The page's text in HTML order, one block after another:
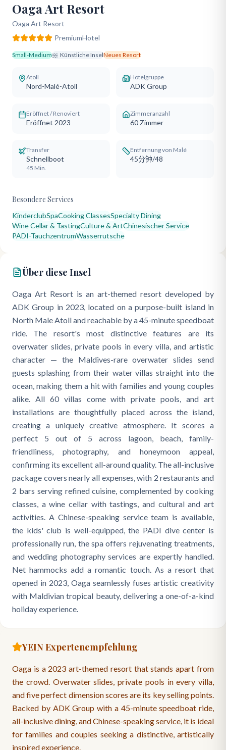
Oaga Art Resort
Oaga Art Resort
PremiumHotel
Small-Medium Künstliche InselNeues Resort
Atoll
Nord-Malé-Atoll
Hotelgruppe
ADK Group
Eröffnet / Renoviert
Eröffnet 2023
Zimmeranzahl
60 Zimmer
Transfer
Schnellboot
45 Min.
Entfernung von Malé
45分钟/48
Besondere Services
KinderclubSpaCooking ClassesSpecialty Dining
Wine Cellar & TastingCulture & ArtChinesischer Service
PADI-TauchzentrumWasserrutsche
Über diese Insel
Oaga Art Resort is an art-themed resort developed by
ADK Group in 2023, located on a purpose-built island in
North Male Atoll and reachable by a 45-minute speedboat
ride. The resort's most distinctive features are its
overwater slides, private pools in every villa, and artistic
character — the Maldives-rare overwater slides send
guests splashing from their water villas straight into the
ocean, making them a hit with families and young couples
alike. All 60 villas come with private pools, and art
installations are thoughtfully placed across the island,
creating a uniquely creative atmosphere. It scores a
perfect 5 out of 5 across lagoon, beach, family-
friendliness, photography, and honeymoon appeal,
confirming its excellent all-around quality. The all-inclusive
package covers nearly all expenses, with 2 restaurants and
2 bars serving refined cuisine, complemented by cooking
classes, a wine cellar with tastings, and cultural and art
activities. A Chinese-speaking service team is available,
the kids' club is well-equipped, the PADI dive center is
professionally run, the spa offers rejuvenating treatments,
and wedding photography services are expertly handled.
Net hammocks add a romantic touch. As a resort that
opened in 2023, Oaga seamlessly fuses artistic creativity
with Maldivian tropical beauty, delivering a one-of-a-kind
holiday experience.
YEIN Expertenempfehlung
Oaga is a 2023 art-themed resort that stands apart from
the crowd. Overwater slides, private pools in every villa,
and five perfect dimension scores are its key selling points.
Backed by ADK Group with a 45-minute speedboat ride,
all-inclusive dining, and Chinese-speaking service, it is ideal
for families and couples seeking a distinctive, artistically
inspired experience.